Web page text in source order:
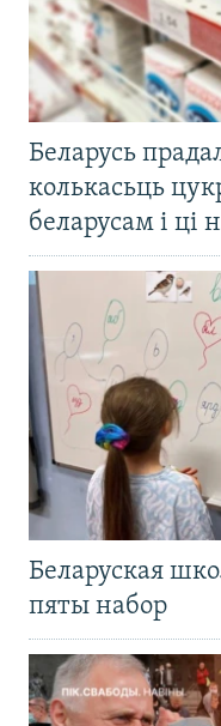
Беларусь
колькасьць
беларусам і ці
Беларуская
пяты набор